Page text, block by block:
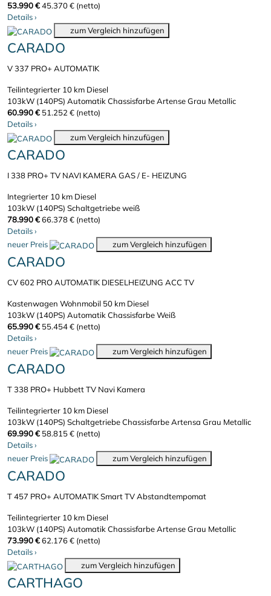
53.990 €45.370 € (netto)
Details›
zum Vergleich hinzufügen
CARADO
V 337 PRO+ AUTOMATIK
Teilintegrierter 10 km Diesel
103kW (140PS) AutomatikChassisfarbe Artense Grau Metallic
60.990 € 51.252 € (netto)
Details›
zum Vergleich hinzufügen
CARADO
I 338 PRO+ TV NAVI KAMERA GAS / E- HEIZUNG
Integrierter 10 km Diesel
103kW (140PS) Schaltgetriebeweiß
78.990 €66.378 € (netto)
Details›
neuer Preis
zum Vergleich hinzufügen
CARADO
CV 602 PRO AUTOMATIK DIESELHEIZUNG ACC TV
Kastenwagen Wohnmobil 50 km Diesel
103kW (140PS) AutomatikChassisfarbe Weiß
65.990 € 55.454 € (netto)
Details›
neuer Preis
zum Vergleich hinzufügen
CARADO
T 338 PRO+ Hubbett TV Navi Kamera
Teilintegrierter 10 km Diesel
103kW (140PS) SchaltgetriebeChassisfarbe Artensa Grau Metallic
69.990 € 58.815 € (netto)
Details›
neuer Preis
zum Vergleich hinzufügen
CARADO
T 457 PRO+ AUTOMATIK Smart TV Abstandtempomat
Teilintegrierter 10 km Diesel
103kW (140PS) AutomatikChassisfarbe Artense Grau Metallic
73.990 €62.176 € (netto)
Details›
zum Vergleich hinzufügen
CARTHAGO